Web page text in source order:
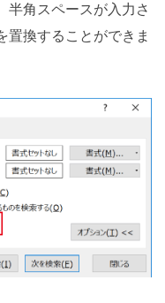
半角スペースが入力さ
置換することができま